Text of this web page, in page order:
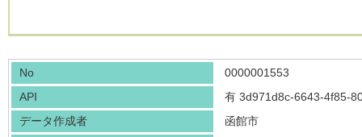
No
0000001553
API
有 3d971d8c-6643-4f85-
データ作成者
函館市